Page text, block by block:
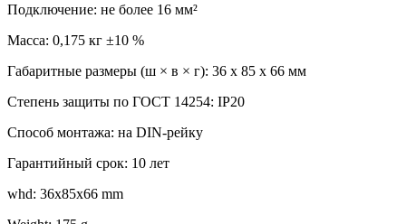
Подключение: не более 16 мм²
Масса: 0,175 кг ±10 %
Габаритные размеры (ш × в × г): 36 х 85 х 66 мм
Степень защиты по ГОСТ 14254: IP20
Способ монтажа: на DIN-рейку
Гарантийный срок: 10 лет
whd: 36x85x66 mm